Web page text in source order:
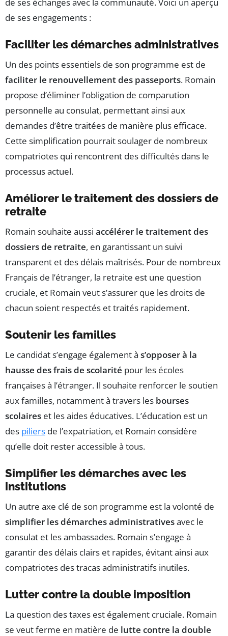
de ses engagements :
Faciliter les démarches administratives
Un des points essentiels de son programme est de
faciliter le renouvellement des passeports. Romain
propose d’éliminer l’obligation de comparution
personnelle au consulat, permettant ainsi aux
demandes d’être traitées de manière plus efficace.
Cette simplification pourrait soulager de nombreux
compatriotes qui rencontrent des difficultés dans le
processus actuel.
Améliorer le traitement des dossiers de
retraite
Romain souhaite aussi accélérer le traitement des
dossiers de retraite, en garantissant un suivi
transparent et des délais maîtrisés. Pour de nombreux
Français de l’étranger, la retraite est une question
cruciale, et Romain veut s’assurer que les droits de
chacun soient respectés et traités rapidement.
Soutenir les familles
Le candidat s’engage également à s’opposer à la
hausse des frais de scolarité pour les écoles
françaises à l’étranger. Il souhaite renforcer le soutien
aux familles, notamment à travers les bourses
scolaires et les aides éducatives. L’éducation est un
des piliers de l’expatriation, et Romain considère
qu’elle doit rester accessible à tous.
Simplifier les démarches avec les
institutions
Un autre axe clé de son programme est la volonté de
simplifier les démarches administrativesavec le
consulat et les ambassades. Romain s’engage à
garantir des délais clairs et rapides, évitant ainsi aux
compatriotes des tracas administratifs inutiles.
Lutter contre la double imposition
La question des taxes est également cruciale. Romain
se veut ferme en matière de lutte contre la double